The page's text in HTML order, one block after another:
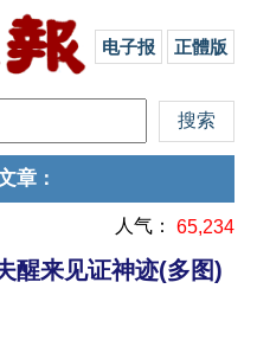
电子报 正體版
章 ：
人气： 65,234
醒来见证神迹(多图)